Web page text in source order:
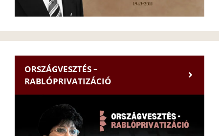
ORSZÁGVESZTÉS –
RABLÓPRIVATIZÁCIÓ